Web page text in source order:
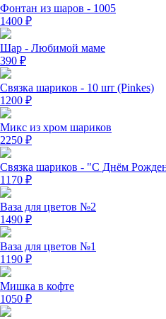
Фонтан из шаров - 1005
1400 ₽
Шар - Любимой маме
390 ₽
Связка шариков - 10 шт (Pinkes)
1200 ₽
Микс из хром шариков
2250 ₽
Связка шариков - "С Днём
1170 ₽
Ваза для цветов №2
1490 ₽
Ваза для цветов №1
1190 ₽
Мишка в кофте
1050 ₽